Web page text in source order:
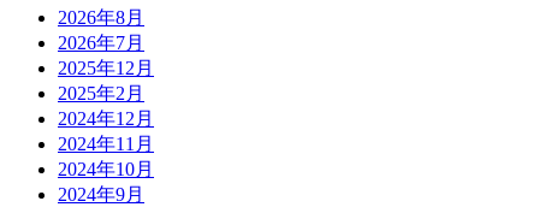
2026年8月
2026年7月
2025年12月
2025年2月
2024年12月
2024年11月
2024年10月
2024年9月